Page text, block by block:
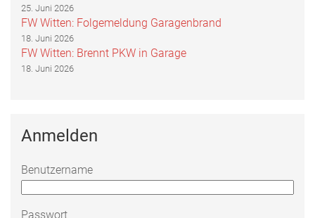
25. Juni 2026
FW Witten: Folgemeldung Garagenbrand
18. Juni 2026
FW Witten: Brennt PKW in Garage
18. Juni 2026
Anmelden
Benutzername
Passwort